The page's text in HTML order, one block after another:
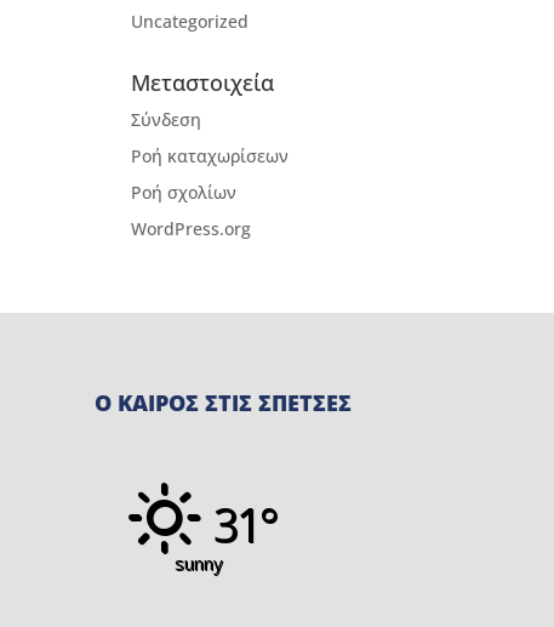
Uncategorized
Μεταστοιχεία
Σύνδεση
Ροή καταχωρίσεων
Ροή σχολίων
WordPress.org
Ο ΚΑΙΡΟΣ ΣΤΙΣ ΣΠΕΤΣΕΣ
31°
sunny